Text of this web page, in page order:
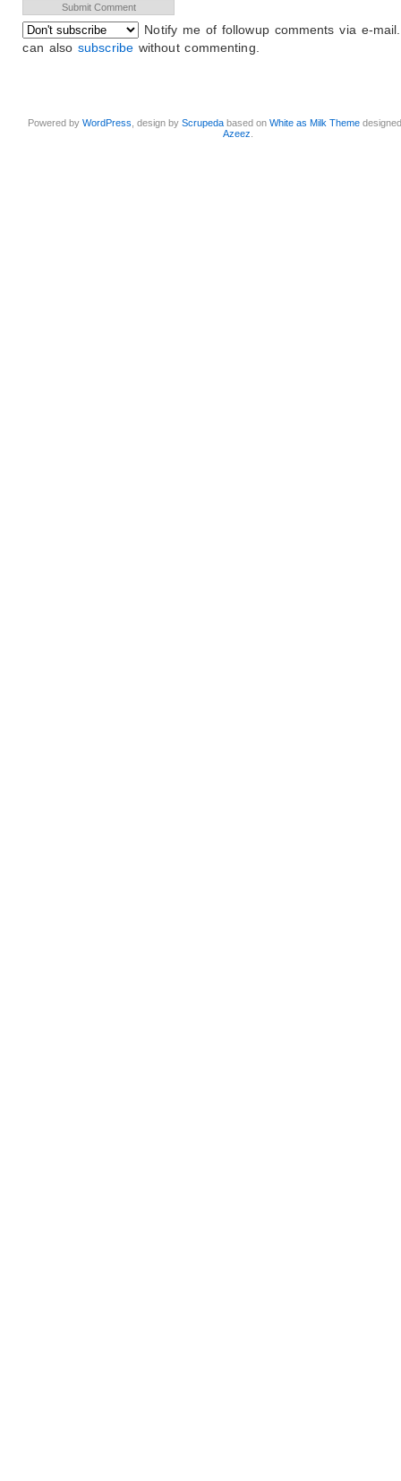
Notify me of followup comments via e-
can also subscribe without commenting.
Powered byWordPress , design byScrupeda based onWhite as Milk Theme
Azeez